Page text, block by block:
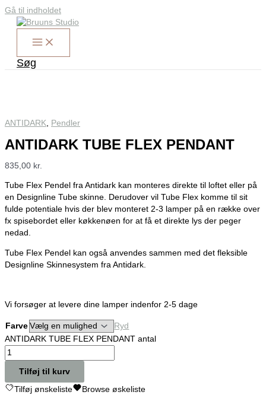
Gå til indholdet
Søg
ANTIDARK, Pendler
ANTIDARK TUBE FLEX PENDANT
835,00 kr.
Tube Flex Pendel fra Antidark kan monteres direkte til loftet eller på
en Designline Tube skinne. Derudover vil Tube Flex komme til sit
fulde potentiale hvis der blev monteret 2-3 lamper på en række over
fx spisebordet eller køkkenøen for at få et direkte lys der peger
nedad.
Tube Flex Pendel kan også anvendes sammen med det fleksible
Designline Skinnesystem fra Antidark.
Vi forsøger at levere dine lamper indenfor 2-5 dage
Farve
Ryd
ANTIDARK TUBE FLEX PENDANT antal
Tilføj til kurv
Tilføj ønskeliste Browse øskeliste